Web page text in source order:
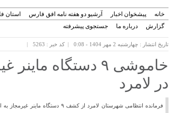
خانه پیشخوان اخبار آرشیو دو هفته نامه افق فارس استان
گزارش
درباره ما جستجوی پیشرفته
تاریخ انتشار : چهارشنبه 2 مهر 1404 - 0:08 کد خبر : 5263
خاموشی ۹ دستگاه ماینر
در لامرد